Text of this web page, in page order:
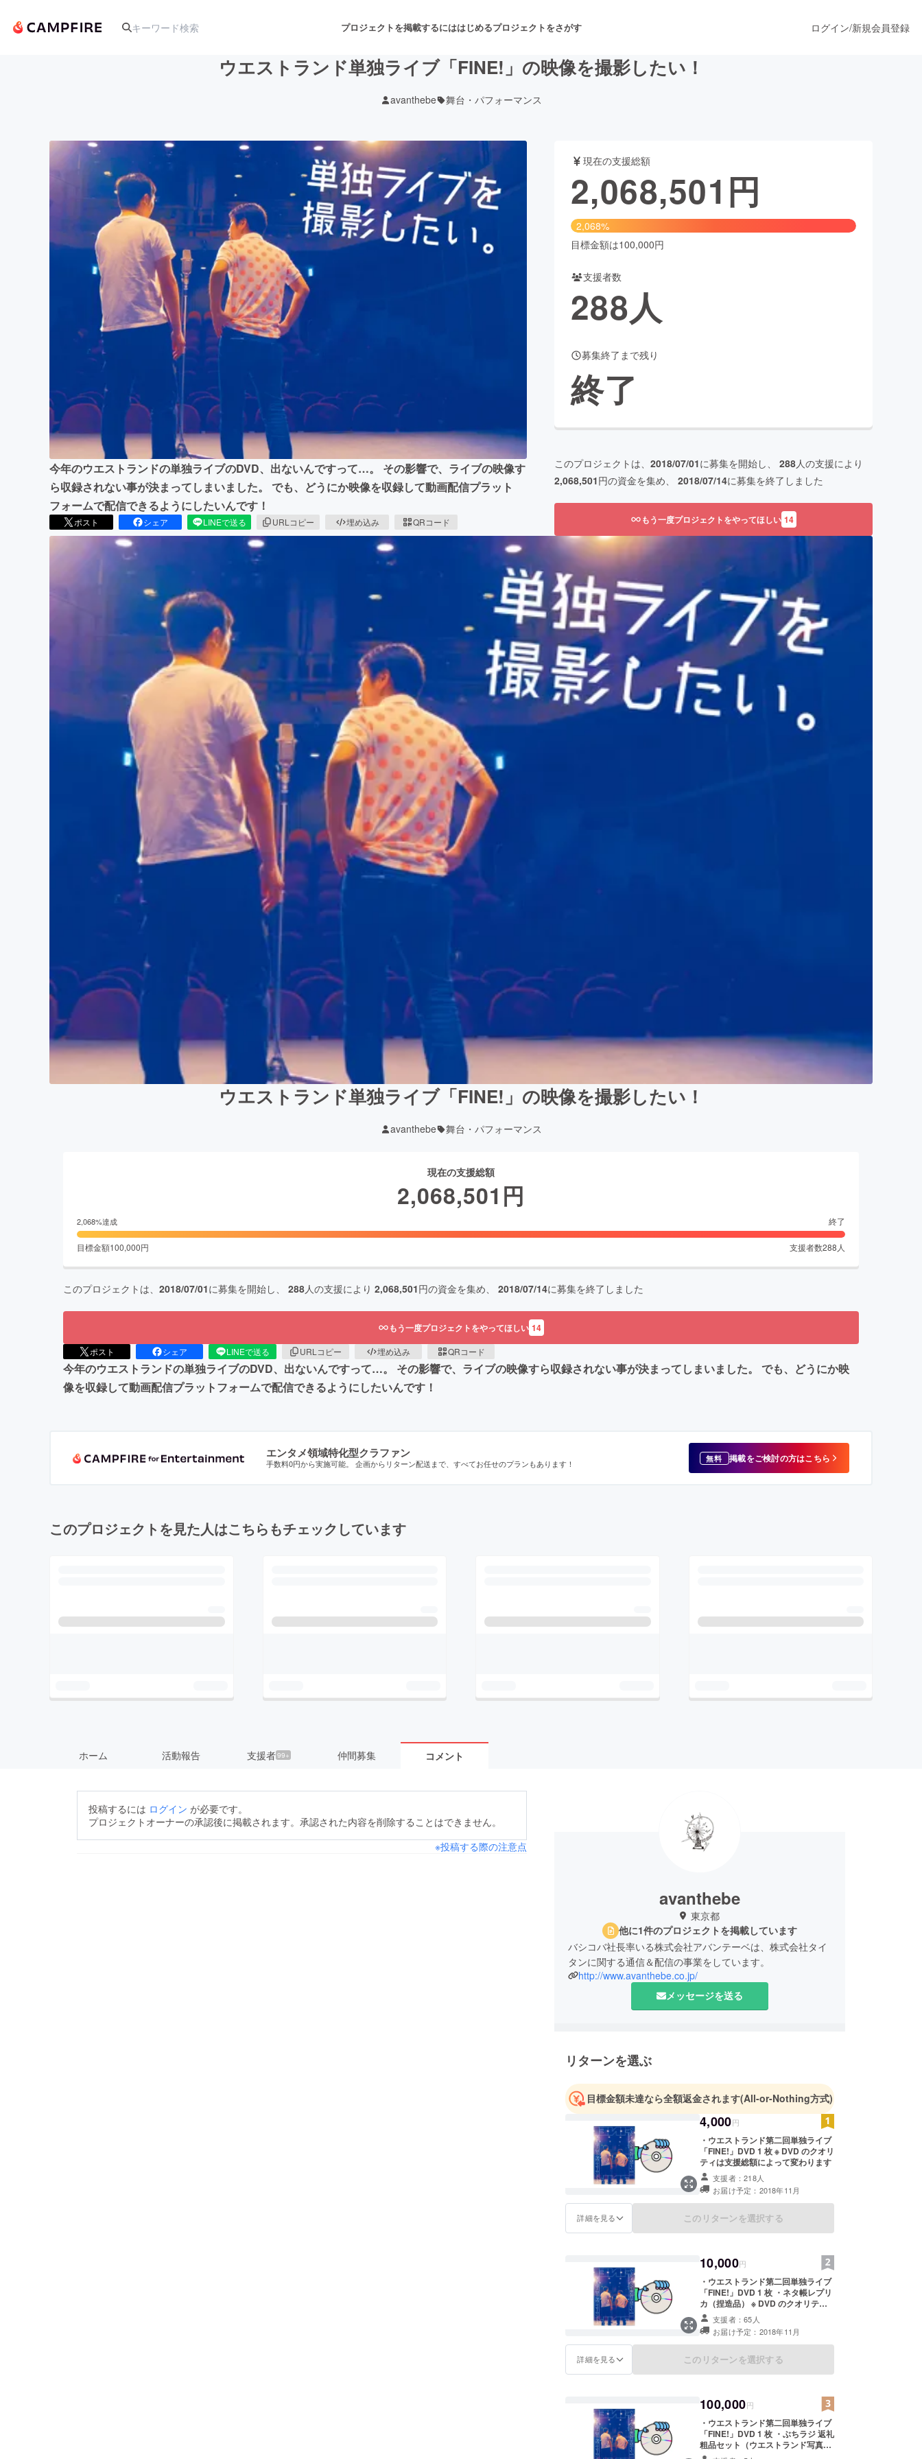
プロジェクトを掲載するにははじめるプロジェクトをさがす
アート・写真 音楽 舞台・パフォーマンス
テクノロジー・ガジェット ゲーム・サービス開発 フード・飲食店 ファッション
映像・映画 書籍・雑誌出版
ビジネス・起業 ビューティー・ヘルスケア
まちづくり・地域活性化
ログイン/新規会員登録
ウエストランド単独ライブ「FINE!」の映像を撮影したい！
avanthebe 舞台・パフォーマンス
今年のウエストランドの単独ライブのDVD、出ないんですって…。 その影響で、ライブの映像す
ら収録されない事が決まってしまいました。 でも、どうにか映像を収録して動画配信プラット
フォームで配信できるようにしたいんです！
ポスト シェア LINEで送る URLコピー 埋め込み QRコード
現在の支援総額
2,068,501 円
2,068%
目標金額は100,000円
支援者数
288人
募集終了まで残り
終了
このプロジェクトは、 2018/07/01に募集を開始し、 288人の支援により
2,068,501円の資金を集め、 2018/07/14に募集を終了しました
もう一度プロジェクトをやってほしい 14
ウエストランド単独ライブ「FINE!」の映像を撮影したい！
avanthebe 舞台・パフォーマンス
現在の支援総額
2,068,501 円
2,068%達成 終了
目標金額100,000円 支援者数288 人
このプロジェクトは、 2018/07/01に募集を開始し、 288人の支援により 2,068,501円の資金を集め、 2018/07/14に募集を終了しました
もう一度プロジェクトをやってほしい 14
ポスト シェア LINEで送る URLコピー 埋め込み QRコード
今年のウエストランドの単独ライブのDVD、出ないんですって…。 その影響で、ライブの映像すら収録されない事が決まってしまいました。 でも、どうにか映
像を収録して動画配信プラットフォームで配信できるようにしたいんです！
エンタメ領域特化型クラファン
手数料0円から実施可能。 企画からリターン配送まで、すべてお任せのプランもあります！ 無料 掲載をご検討の方はこちら
このプロジェクトを見た人はこちらもチェックしています
ホーム 活動報告 支援者99+ 仲間募集 コメント
投稿するには ログイン が必要です。
プロジェクトオーナーの承認後に掲載されます。承認された内容を削除することはできません。
※投稿する際の注意点
avanthebe
東京都
他に1件のプロジェクトを掲載しています
バシコバ社長率いる株式会社アバンテーベは、株式会社タイ
タンに関する通信＆配信の事業をしています。
http://www.avanthebe.co.jp/
メッセージを送る
リターンを選ぶ
目標金額未達なら全額返金されます(All-or-Nothing方式)
4,000円
・ウエストランド第二回単独ライブ
「FINE!」DVD 1 枚 ※ DVD のクオリ
ティは支援総額によって変わります
支援者：218人
お届け予定：2018年11月
詳細を見る このリターンを選択する
10,000円
・ウエストランド第二回単独ライブ
「FINE!」DVD 1 枚 ・ネタ帳レプリ
カ（捏造品） ※ DVD のクオリティ
は支援総額によって変わります
※「ネタ帳レプリカ（捏造品）」は
FINE!で披露するネタの台本を掲載
した小冊子です。本来のウエストラ
ンドのネタ台本はワープロソフトで
支援者：65人
お届け予定：2018年11月
詳細を見る このリターンを選択する
100,000円
・ウエストランド第二回単独ライブ
「FINE!」DVD 1 枚 ・ぶちラジ 返礼
粗品セット（ウエストランド写真
集・ネタ帳レプリカ（捏造品）・ス